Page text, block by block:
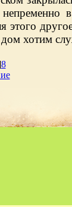
этого
хотим
8